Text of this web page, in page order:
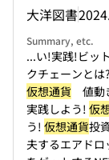
大洋図書
Summary, etc.
...い!実践!ビッ
クチェーンとは
仮想通貨 値動
実践しよう! 仮
う! 仮想通貨投
夫するエアドロ